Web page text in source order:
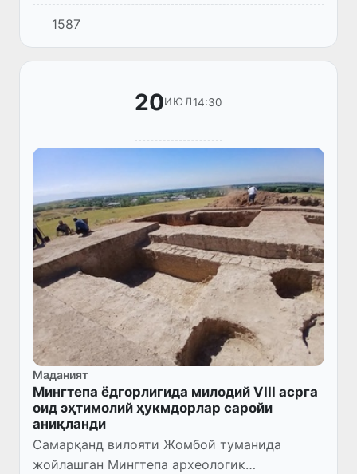
тезлаштирадиган ва дори-дармонларга
чидамли бактерияларга қарши самарали
моддаларни аниқлаш имконини берадиган
янги синов ти...
1587
20ИЮЛ14:30
Маданият
Мингтепа ёдгорлигида милодий VIII асрга
оид эҳтимолий ҳукмдорлар саройи
аниқланди
Самарқанд вилояти Жомбой туманида
жойлашган Мингтепа археологик